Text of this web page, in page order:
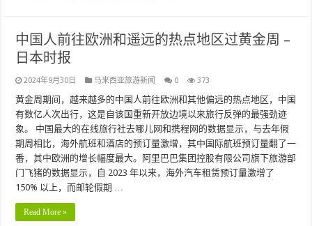
中国人前往欧洲和遥远的热点地区过黄金周 –
日本时报
2024年9月30日 马来西亚旅游新闻 0 373
黄金周期间，越来越多的中国人前往欧洲和其他偏远的热点地区，中国
有数亿人次出行，这是自该国重新开放边境以来旅行反弹的最强劲迹
象。 中国最大的在线旅行社去哪儿网和携程网的数据显示，与去年假
期周相比，海外航班和酒店的预订量激增，其中国际航班预订量翻了一
番，其中欧洲的增长幅度最大。阿里巴巴集团控股有限公司旗下旅游部
门飞猪的数据显示，自 2023 年以来，海外汽车租赁预订量激增了
150% 以上，而邮轮假期 …
Read More »